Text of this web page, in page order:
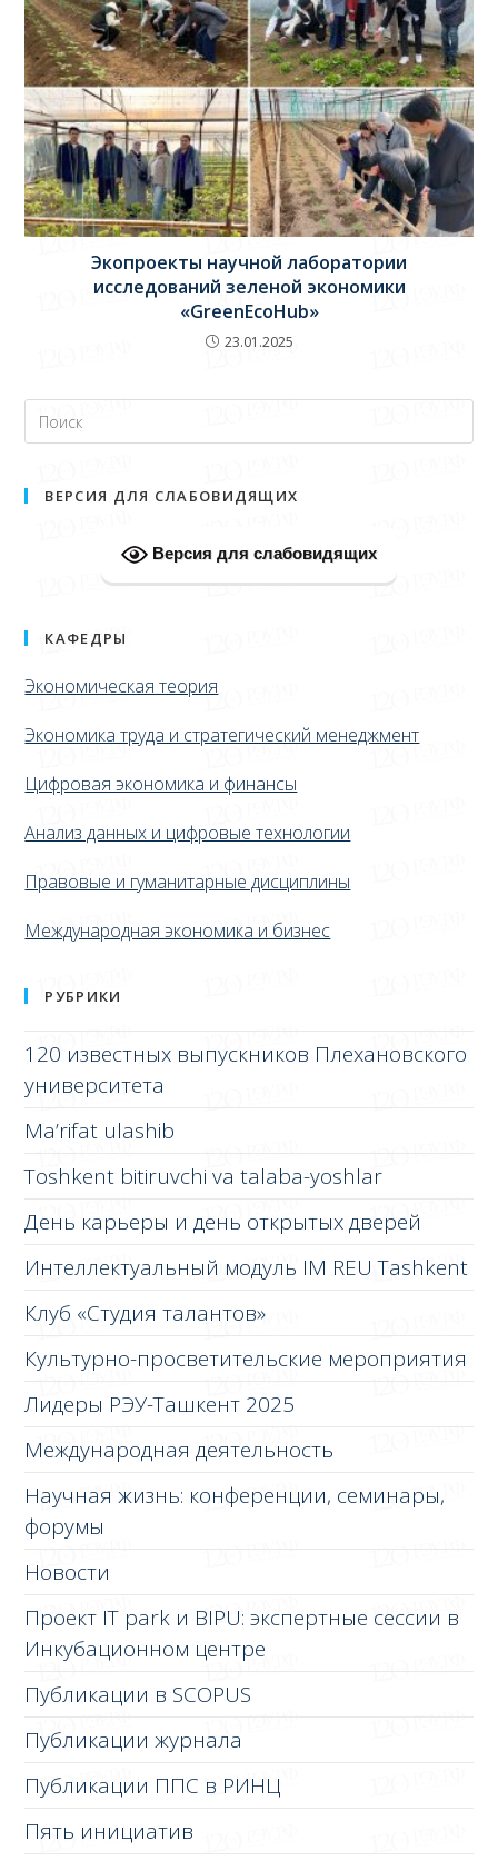
Экопроекты научной лаборатории
исследований зеленой экономики
«GreenEcoHub»
23.01.2025
ВЕРСИЯ ДЛЯ СЛАБОВИДЯЩИХ
Версия для слабовидящих
КАФЕДРЫ
Экономическая теория
Экономика труда и стратегический менеджмент
Цифровая экономика и финансы
Анализ данных и цифровые технологии
Правовые и гуманитарные дисциплины
Международная экономика и бизнес
РУБРИКИ
120 известных выпускников Плехановского
университета
Ma’rifat ulashib
Toshkent bitiruvchi va talaba-yoshlar
День карьеры и день открытых дверей
Интеллектуальный модуль IM REU Tashkent
Клуб «Студия талантов»
Культурно-просветительские мероприятия
Лидеры РЭУ-Ташкент 2025
Международная деятельность
Научная жизнь: конференции, семинары,
форумы
Новости
Проект IT park и BIPU: экспертные сессии в
Инкубационном центре
Публикации в SCOPUS
Публикации журнала
Публикации ППС в РИНЦ
Пять инициатив